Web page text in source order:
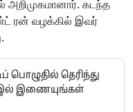
அறிமுகமானார். கடந்த
ரன் வழக்கில் இவர்
தெரிந்து
இல் இணையுங்கள்